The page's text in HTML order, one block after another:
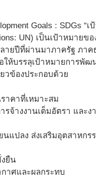
Goals : SDGs “เ
UN) เป็นเป้าหมายขอ
ายปีที่ผ่านมาภาครัฐ ภาค
ให้บรรลุเป้าหมายการพัฒ
วข้องประกอบด้วย
าคาที่เหมาะสม
รจ้างงานเต็มอัตรา และ
แปลง ส่งเสริมอุตสาหกร
ยืน
าศและผลกระทบ